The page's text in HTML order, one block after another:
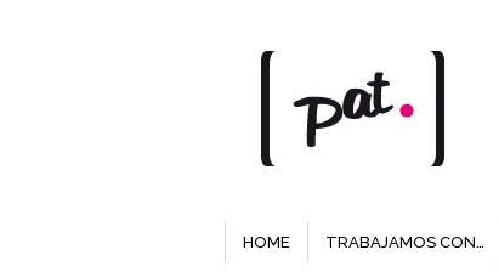
HOME TRABAJAMOS CON…